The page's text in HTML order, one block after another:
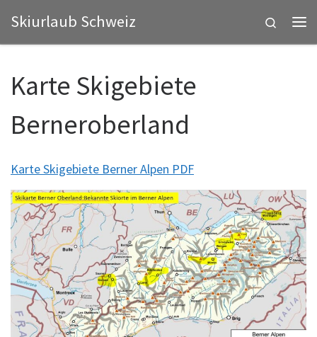
Zum Inhalt springen
Skiurlaub Schweiz
Search
Karte Skigebiete
Berneroberland
Karte Skigebiete Berner Alpen PDF